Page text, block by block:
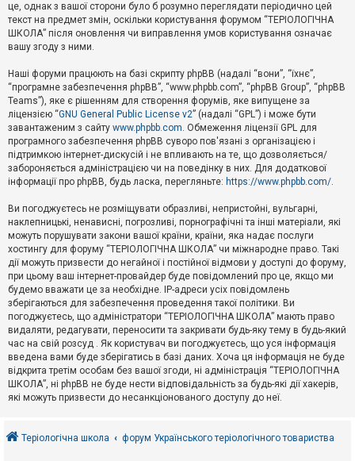
я
Т
м
и
б
е
з
в
і
д
п
о
в
д
й
А
к
т
и
в
н
т
е
м
и
о
це, однак з вашої сторони було б розумно переглядати періодично цей
текст на предмет змін, оскільки користування форумом “ТЕРІОЛОГІЧНА
ШКОЛА” після оновлення чи виправлення умов користування означає
вашу згоду з ними.
Наші форуми працюють на базі скрипту phpBB (надалі “вони”, “їхнє”,
“програмне забезпечення phpBB”, “www.phpbb.com”, “phpBB Group”, “phpBB
Teams”), яке є рішенням для створення форумів, яке випущене за
ліцензією “GNU General Public License v2” (надалі “GPL”) і може бути
завантаженим з сайту www.phpbb.com. Обмеження ліцензії GPL для
програмного забезпечення phpBB суворо пов'язані з організацією і
підтримкою інтернет-дискусій і не впливають на те, що дозволяється/
забороняється адміністрацією чи на поведінку в них. Для додаткової
інформації про phpBB, будь ласка, перегляньте: https://www.phpbb.com/.
Ви погоджуєтесь не розміщувати образливі, непристойні, вульгарні,
наклепницькі, ненависні, погрозливі, порнографічні та інші матеріали, які
можуть порушувати закони вашої країни, країни, яка надає послуги
хостингу для форуму “ТЕРІОЛОГІЧНА ШКОЛА” чи міжнародне право. Такі
дії можуть призвести до негайної і постійної відмови у доступі до форуму,
при цьому ваш інтернет-провайдер буде повідомлений про це, якщо ми
будемо вважати це за необхідне. IP-адреси усіх повідомлень
зберігаються для забезпечення проведення такої політики. Ви
погоджуєтесь, що адміністратори “ТЕРІОЛОГІЧНА ШКОЛА” мають право
видаляти, редагувати, переносити та закривати будь-яку тему в будь-який
час на свій розсуд . Як користувач ви погоджуєтесь, що уся інформація
введена вами буде зберігатись в базі даних. Хоча ця інформація не буде
відкрита третім особам без вашої згоди, ні адміністрація “ТЕРІОЛОГІЧНА
ШКОЛА”, ні phpBB не буде нести відповідальність за будь-які дії хакерів,
які можуть призвести до несанкціонованого доступу до неї.
Теріологічна школа форум Українського теріологічного товариства